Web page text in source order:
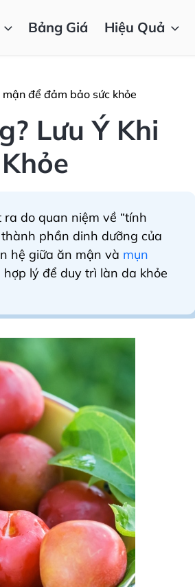
Bảng Giá Hiệu Quả
để đảm bảo sức khỏe
Lưu Ý Khi
do quan niệm về “tính
phần dinh dưỡng của
hệ giữa ăn mận và mụn
lý để duy trì làn da khỏe